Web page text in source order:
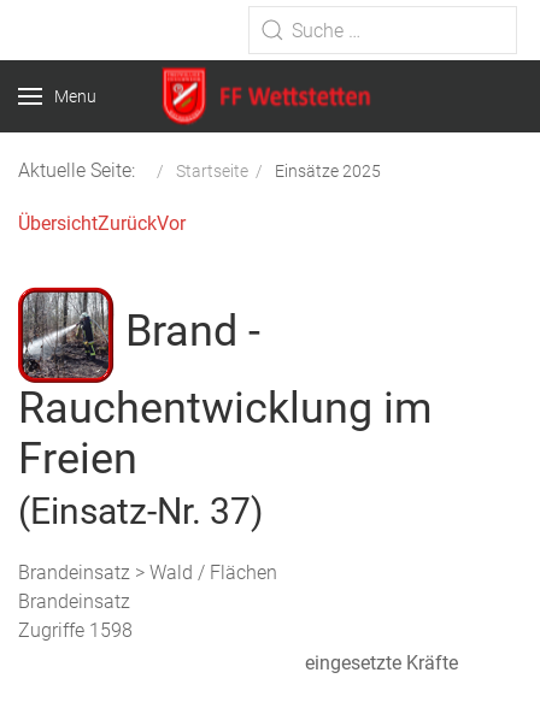
Type 2 or more characters for
results.
Menu
Aktuelle Seite: Startseite Einsätze 2025
ÜbersichtZurückVor
Brand -
Rauchentwicklung im
Freien
(Einsatz-Nr. 37)
Brandeinsatz > Wald / Flächen
Brandeinsatz
Zugriffe 1598
eingesetzte Kräfte